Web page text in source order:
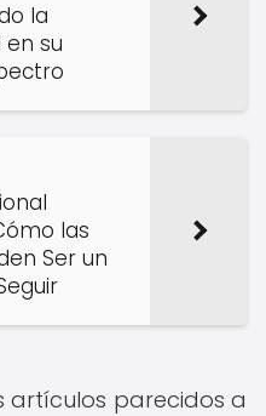
la
en su
las
Ser un
artículos parecidos a